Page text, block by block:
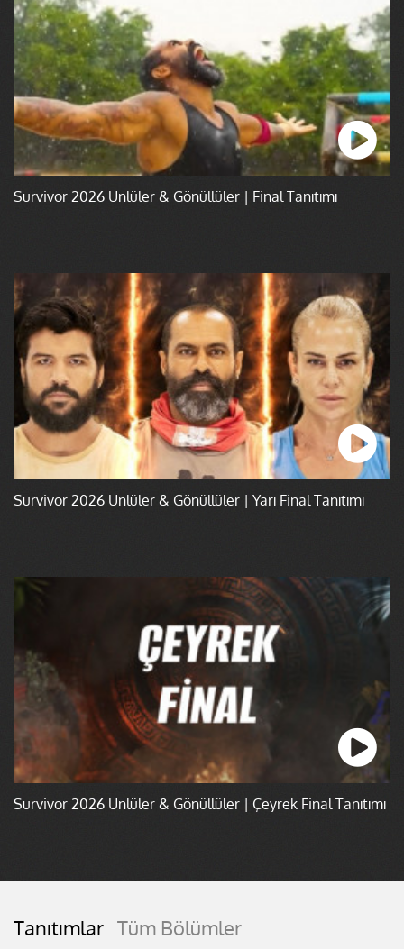
Survivor 2026 Ünlüler & Gönüllüler | Final Tanıtımı
Survivor 2026 Ünlüler & Gönüllüler | Yarı Final Tanıtımı
Survivor 2026 Ünlüler & Gönüllüler | Çeyrek Final Tanıtımı
Tanıtımlar Tüm Bölümler